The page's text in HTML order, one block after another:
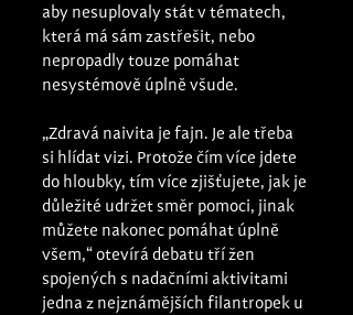
aby nesuplovaly stát v tématech,
která má sám zastřešit, nebo
nepropadly touze pomáhat
nesystémově úplně všude.
„Zdravá naivita je fajn. Je ale třeba
si hlídat vizi. Protože čím více jdete
do hloubky, tím více zjišťujete, jak je
důležité udržet směr pomoci, jinak
můžete nakonec pomáhat úplně
všem,“ otevírá debatu tří žen
spojených s nadačními aktivitami
jedna z nejznámějších filantropek u